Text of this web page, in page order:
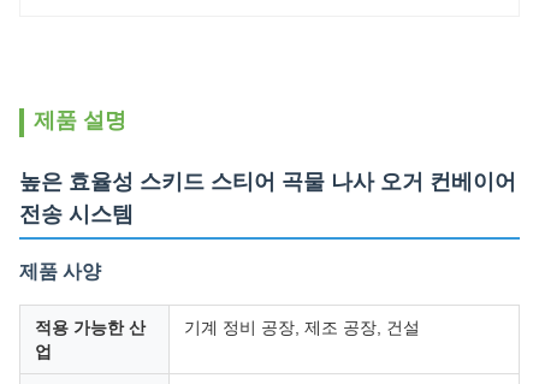
제품 설명
높은 효율성 스키드 스티어 곡물 나사 오거 컨베이어
전송 시스템
제품 사양
적용 가능한 산
업
기계 정비 공장, 제조 공장, 건설